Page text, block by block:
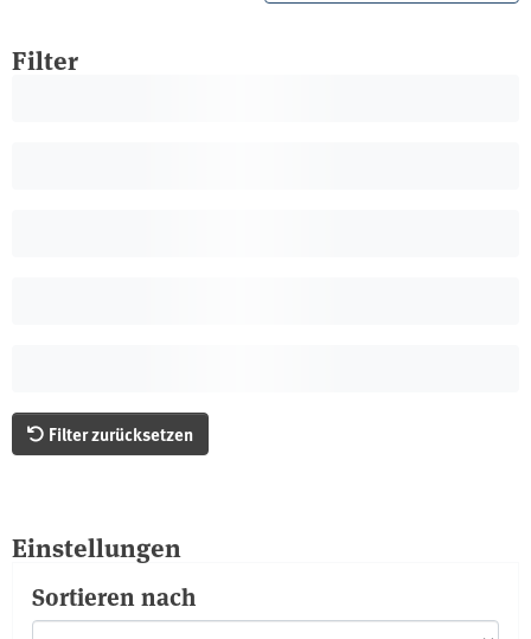
Filter
Filter zurücksetzen
Einstellungen
Sortieren nach